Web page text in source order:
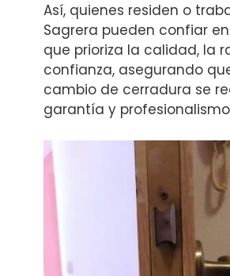
Así, quienes residen o
Sagrera pueden confiar
que prioriza la calidad, la
confianza, asegurando
cambio de cerradura se
garantía y